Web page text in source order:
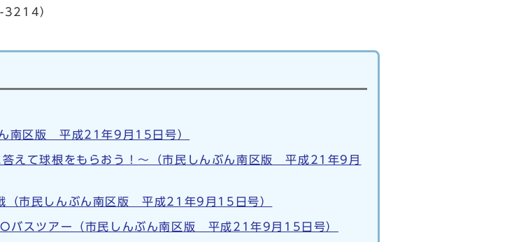
3214）
南区版 平成21年9月15日号）
えて球根をもらおう！～（市民しんぶん南区版 平成21年9月
市民しんぶん南区版 平成21年9月15日号）
スツアー（市民しんぶん南区版 平成21年9月15日号）